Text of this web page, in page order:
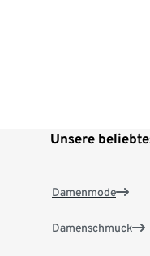
Unsere
Damenmode
Damenschmuck